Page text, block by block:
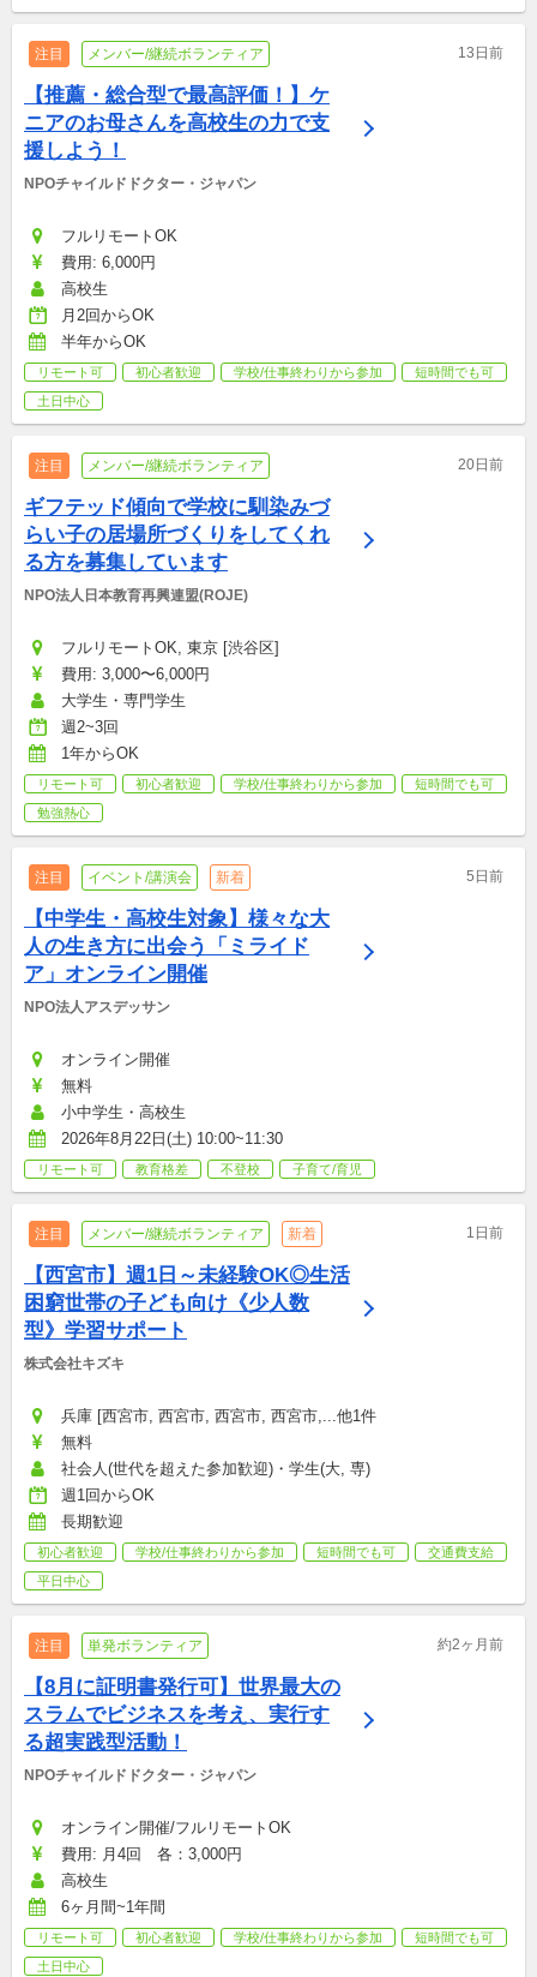
注目 メンバー/継続ボランティア 13日前
【推薦・総合型で最高評価！】ケ
ニアのお母さんを高校生の力で支
援しよう！
NPOチャイルドドクター・ジャパン
フルリモートOK
費用: 6,000円
高校生
月2回からOK
半年からOK
リモート可 初心者歓迎 学校/仕事終わりから参加
短時間でも可
土日中心
注目 メンバー/継続ボランティア 20日前
ギフテッド傾向で学校に馴染みづ
らい子の居場所づくりをしてくれ
る方を募集しています
NPO法人日本教育再興連盟(ROJE)
フルリモートOK, 東京 [渋谷区]
費用: 3,000〜6,000円
大学生・専門学生
週2~3回
1年からOK
リモート可 初心者歓迎 学校/仕事終わりから参加
短時間でも可
勉強熱心
注目 イベント/講演会 新着 5日前
【中学生・高校生対象】様々な大
人の生き方に出会う「ミライド
ア」オンライン開催
NPO法人アスデッサン
オンライン開催
無料
小中学生・高校生
2026年8月22日(土) 10:00~11:30
リモート可 教育格差 不登校 子育て/育児
注目 メンバー/継続ボランティア 新着 1日前
【西宮市】週1日～未経験OK◎生活
困窮世帯の子ども向け《少人数
型》学習サポート
株式会社キズキ
兵庫 [西宮市, 西宮市, 西宮市, 西宮市,...他1件
無料
社会人(世代を超えた参加歓迎)・学生(大, 専)
週1回からOK
長期歓迎
初心者歓迎 学校/仕事終わりから参加 短時間でも可
交通費支給
平日中心
注目 単発ボランティア 約2ヶ月前
【8月に証明書発行可】世界最大の
スラムでビジネスを考え、実行す
る超実践型活動！
NPOチャイルドドクター・ジャパン
オンライン開催/フルリモートOK
費用: 月4回　各：3,000円
高校生
6ヶ月間~1年間
リモート可 初心者歓迎 学校/仕事終わりから参加
短時間でも可
土日中心